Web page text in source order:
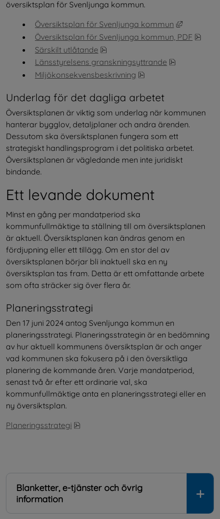
översiktsplan för Svenljunga kommun.
Översiktsplan för Svenljunga kommun
Länk till
Översiktsplan för Svenljunga kommun, PDF
Särskilt utlåtande
Länsstyrelsens granskningsyttrande
Miljökonsekvensbeskrivning
Underlag för det dagliga arbetet
Översiktsplanen är viktig som underlag när kommunen
hanterar bygglov, detaljplaner och andra ärenden.
Dessutom ska översiktsplanen fungera som ett
strategiskt handlingsprogram i det politiska arbetet.
Översiktsplanen är vägledande men inte juridiskt
bindande.
Ett levande dokument
Minst en gång per mandatperiod ska
kommunfullmäktige ta ställning till om översiktsplanen
är aktuell. Översiktsplanen kan ändras genom en
fördjupning eller ett tillägg. Om en stor del av
översiktsplanen börjar bli inaktuell ska en ny
översiktsplan tas fram. Detta är ett omfattande arbete
som ofta sträcker sig över flera år.
Planeringsstrategi
Den 17 juni 2024 antog Svenljunga kommun en
planeringsstrategi. Planeringsstrategin är en bedömning
av hur aktuell kommunens översiktsplan är och anger
vad kommunen ska fokusera på i den översiktliga
planering de kommande åren. Varje mandatperiod,
senast två år efter ett ordinarie val, ska
kommunfullmäktige anta en planeringsstrategi eller en
ny översiktsplan.
Planeringsstrategi
Blanketter, e-tjänster och övrig
information